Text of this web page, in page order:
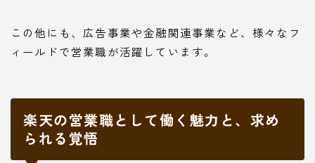
この他にも、広告事業や金融関連事業など、様々なフ
ィールドで営業職が活躍しています。
楽天の営業職として働く魅力と、求め
られる覚悟